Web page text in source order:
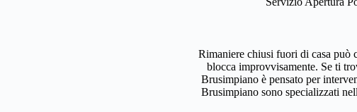
Rimaniere chiusi fuori di casa può
blocca improvvisamente. Se ti
Brusimpiano è pensato per
Brusimpiano sono specializzati